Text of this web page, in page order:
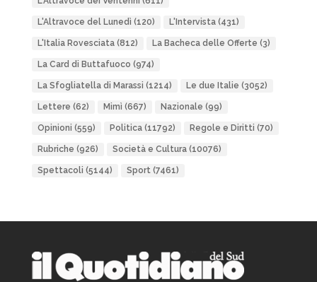
L'Altravoce del Lunedì (120) L'Intervista(431)
L'Italia Rovesciata(812) La Bacheca delle Offerte (3)
La Card di Buttafuoco (974)
La Sfogliatella di Marassi (1214) Le due Italie (3052)
Lettere (62) Mimì (667) Nazionale (99)
Opinioni (559) Politica(11792) Regole e Diritti (70)
Rubriche (926) Società e Cultura(10076)
Spettacoli (5144) Sport(7461)